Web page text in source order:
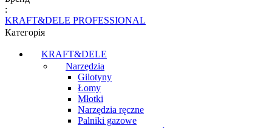
:
KRAFT&DELE PROFESSIONAL
Категорія
KRAFT&DELE
Narzędzia
Gilotyny
Łomy
Młotki
Narzędzia ręczne
Palniki gazowe